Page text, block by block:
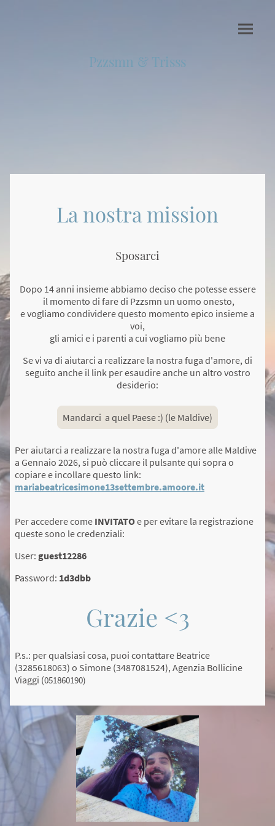
Pzzsmn & Trisss
La nostra mission
Sposarci
Dopo 14 anni insieme abbiamo deciso che potesse essere
il momento di fare di Pzzsmn un uomo onesto,
e vogliamo condividere questo momento epico insieme a
voi,
gli amici e i parenti a cui vogliamo più bene
Se vi va di aiutarci a realizzare la nostra fuga d'amore, di
seguito anche il link per esaudire anche un altro vostro
desiderio:
Mandarci a quel Paese :) (le Maldive)
Per aiutarci a realizzare la nostra fuga d'amore alle Maldive
a Gennaio 2026, si può cliccare il pulsante qui sopra o
copiare e incollare questo link:
mariabeatricesimone13settembre.amoore.it
Per accedere come INVITATOe per evitare la registrazione
queste sono le credenziali:
User: guest12286
Password: 1d3dbb
Grazie <3
P.s.: per qualsiasi cosa, puoi contattare Beatrice
(3285618063) o Simone (3487081524), Agenzia Bollicine
Viaggi (051860190)